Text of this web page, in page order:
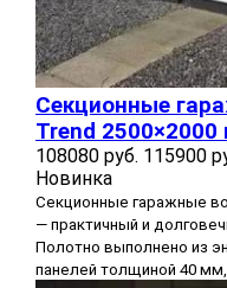
Секционные
Trend
108080 руб. 115900
Новинка
Секционные гаражные
— практичный и
Полотно выполнено из
панелей толщиной 40